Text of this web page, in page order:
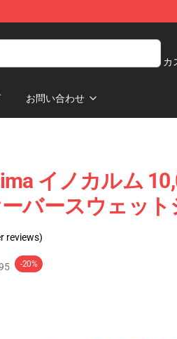
カ
お問い合わせ
イノカルム
バースウェット
reviews)
-20%